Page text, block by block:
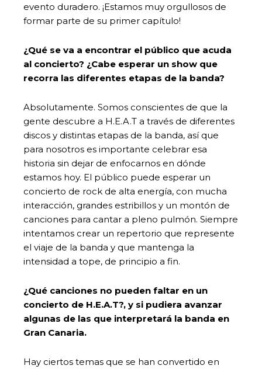
evento duradero. ¡Estamos muy orgullosos de
formar parte de su primer capítulo!
¿Qué se va a encontrar el público que acuda
al concierto? ¿Cabe esperar un show que
recorra las diferentes etapas de la banda?
Absolutamente. Somos conscientes de que la
gente descubre a H.E.A.T a través de diferentes
discos y distintas etapas de la banda, así que
para nosotros es importante celebrar esa
historia sin dejar de enfocarnos en dónde
estamos hoy. El público puede esperar un
concierto de rock de alta energía, con mucha
interacción, grandes estribillos y un montón de
canciones para cantar a pleno pulmón. Siempre
intentamos crear un repertorio que represente
el viaje de la banda y que mantenga la
intensidad a tope, de principio a fin.
¿Qué canciones no pueden faltar en un
concierto de H.E.A.T?, y si pudiera avanzar
algunas de las que interpretará la banda en
Gran Canaria.
Hay ciertos temas que se han convertido en